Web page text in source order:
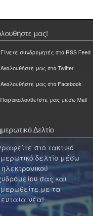
μας!
Γίνετε συνδρομητές στο RSS Feed
Ακολουθήστε μας στο Twitter
Ακολουθήστε μας στο Facebook
Παρακολουθείστε μας μέσω Mail
Δελτίο
στο τακτικό
δελτίο μέσω
ηλεκτρονικού
σας και
με τα
νέα!